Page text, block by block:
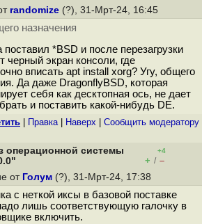
randomize (?), 31-Мрт-24, 16:45
назначения
поставил *BSD и после перезагрузки
черный экран консоли, где
вписать apt install xorg? Угу, общего
Да даже DragonflyBSD, которая
себя как десктопная ось, не дает
и поставить какой-нибудь DE.
Правка| Наверх Cообщить модератору
операционной системы
+4
+ / –
от Голум (?), 31-Мрт-24, 17:38
с неткой иксы в базовой поставке
лишь соответствующую галочку в
включить.